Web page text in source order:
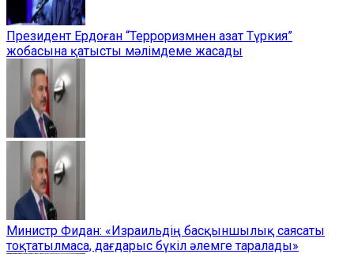
Президент Ердоған “Терроризмнен азат Түркия”
жобасына қатысты мәлімдеме жасады
Министр Фидан: «Израильдің басқыншылық саясаты
тоқтатылмаса, дағдарыс бүкіл әлемге таралады»